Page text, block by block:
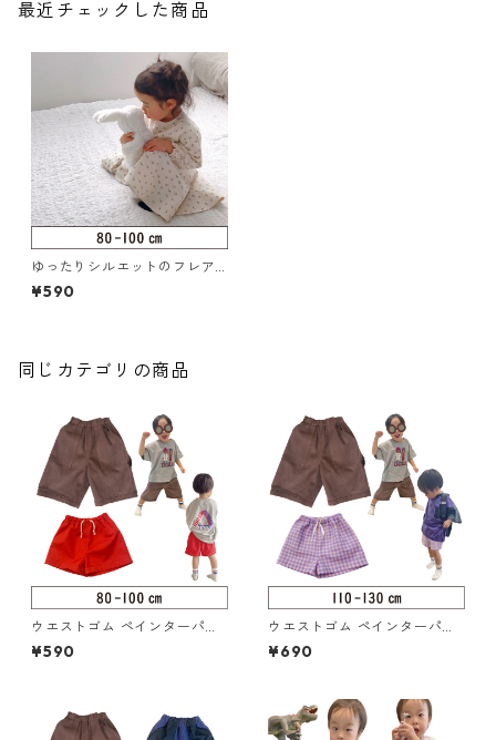
最近チェックした商品
ゆったりシルエットのフレア
ワンピース 80-100（320-07
2-2）
¥590
同じカテゴリの商品
ウエストゴム ペインターパン
ツ 80-100（217-014-2）
¥590
ウエストゴム ペインターパン
ツ 110-130（217-014-3）
¥690